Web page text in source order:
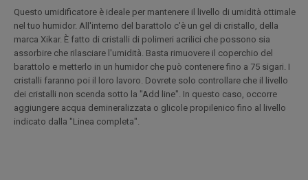
Questo umidificatore è ideale per mantenere il livello di umidità ottimale
nel tuo humidor. All'interno del barattolo c'è un gel di cristallo, della
marca Xikar. È fatto di cristalli di polimeri acrilici che possono sia
assorbire che rilasciare l'umidità. Basta rimuovere il coperchio del
barattolo e metterlo in un humidor che può contenere fino a 75 sigari. I
cristalli faranno poi il loro lavoro. Dovrete solo controllare che il livello
dei cristalli non scenda sotto la "Add line". In questo caso, occorre
aggiungere acqua demineralizzata o glicole propilenico fino al livello
indicato dalla "Linea completa".